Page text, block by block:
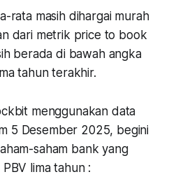
rata masih dihargai murah
dari metrik price to book
berada di bawah angka
tahun terakhir.
menggunakan data
5 Desember 2025, begini
saham bank yang
lima tahun :